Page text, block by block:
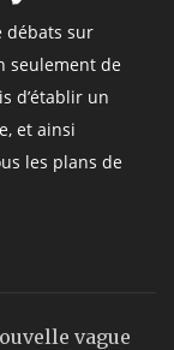
débats sur
seulement de
d’établir un
et ainsi
les plans de
vague